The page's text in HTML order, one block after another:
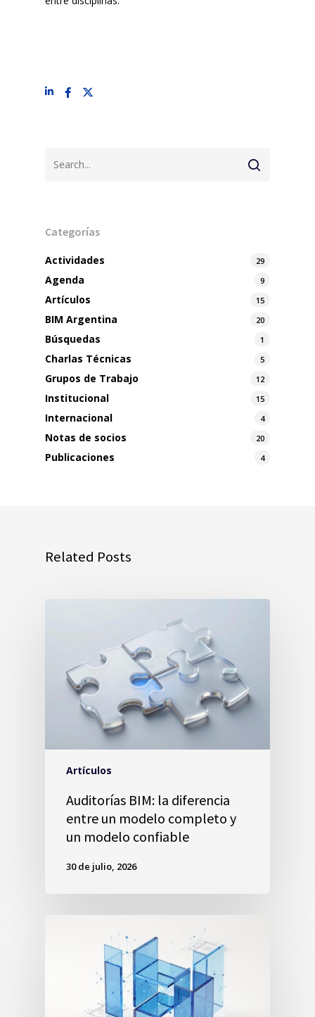
Categorías
Actividades 29
Agenda 9
Artículos 15
BIM Argentina 20
Búsquedas 1
Charlas Técnicas 5
Grupos de Trabajo 12
Institucional 15
Internacional 4
Notas de socios 20
Publicaciones 4
Related Posts
Artículos
Auditorías BIM: la diferencia
entre un modelo completo y
un modelo confiable
30 de julio, 2026